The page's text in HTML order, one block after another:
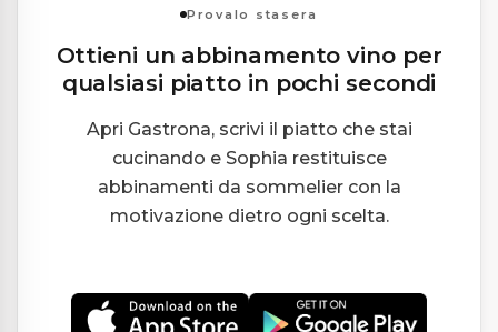
Provalo stasera
Ottieni un abbinamento vino per
qualsiasi piatto in pochi secondi
Apri Gastrona, scrivi il piatto che stai
cucinando e Sophia restituisce
abbinamenti da sommelier con la
motivazione dietro ogni scelta.